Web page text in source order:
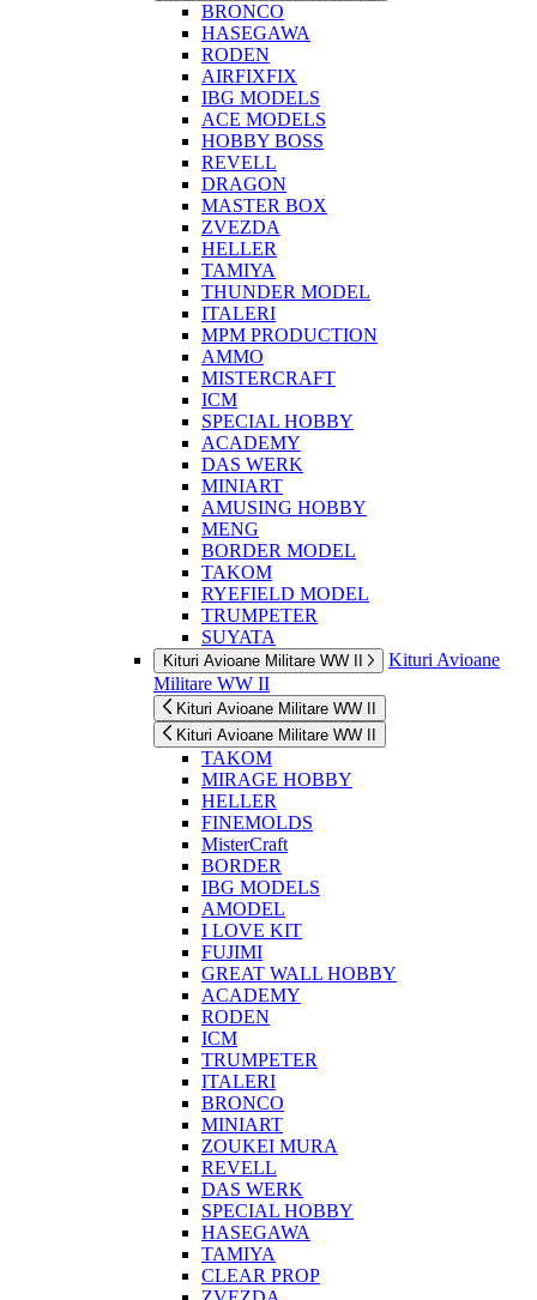
BRONCO
HASEGAWA
RODEN
AIRFIXFIX
IBG MODELS
ACE MODELS
HOBBY BOSS
REVELL
DRAGON
MASTER BOX
ZVEZDA
HELLER
TAMIYA
THUNDER MODEL
ITALERI
MPM PRODUCTION
AMMO
MISTERCRAFT
ICM
SPECIAL HOBBY
ACADEMY
DAS WERK
MINIART
AMUSING HOBBY
MENG
BORDER MODEL
TAKOM
RYEFIELD MODEL
TRUMPETER
SUYATA
Kituri Avioane Militare WW II
Kituri Avioane
Militare WW II
Kituri Avioane Militare WW II
Kituri Avioane Militare WW II
TAKOM
MIRAGE HOBBY
HELLER
FINEMOLDS
MisterCraft
BORDER
IBG MODELS
AMODEL
I LOVE KIT
FUJIMI
GREAT WALL HOBBY
ACADEMY
RODEN
ICM
TRUMPETER
ITALERI
BRONCO
MINIART
ZOUKEI MURA
REVELL
DAS WERK
SPECIAL HOBBY
HASEGAWA
TAMIYA
CLEAR PROP